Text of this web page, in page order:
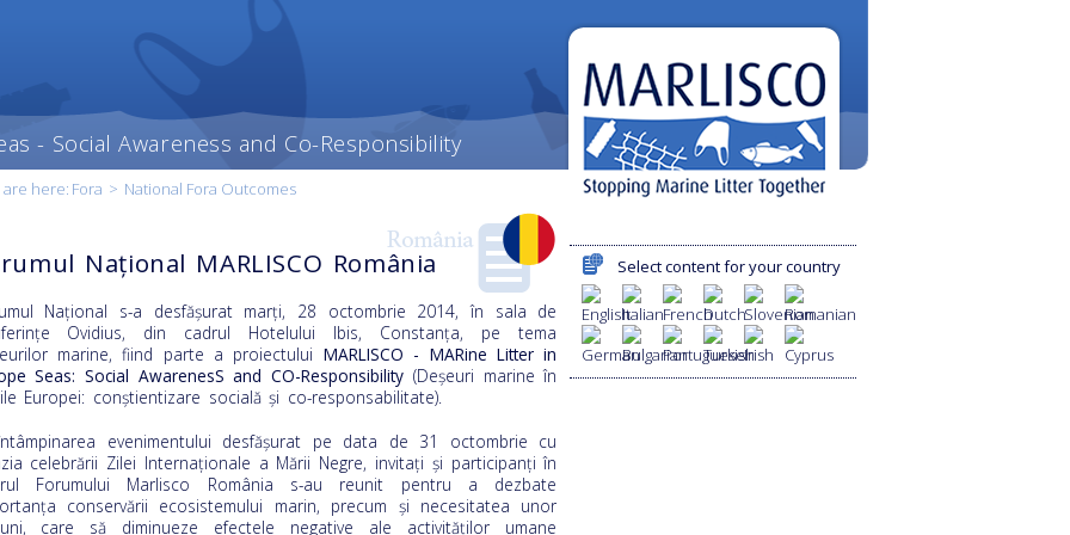
- Social Awareness and Co-Responsibility
are here: Fora > National Fora Outcomes
content
Național MARLISCO România
Naţional s-a desfăşurat marţi, 28 octombrie 2014, în sala de
Ovidius, din cadrul Hotelului Ibis, Constanța, pe tema
marine, fiind parte a proiectului MARLISCO - MARine Litter in
Seas: Social AwarenesS and CO-Responsibility (Deşeuri marine în
Europei: conştientizare socială şi co-responsabilitate).
evenimentului desfăşurat pe data de 31 octombrie cu
celebrării Zilei Internaţionale a Mării Negre, invitaţi şi participanţi în
Forumului Marlisco România s-au reunit pentru a dezbate
conservării ecosistemului marin, precum şi necesitatea unor
care să diminueze efectele negative ale activităţilor umane
Select content for your country